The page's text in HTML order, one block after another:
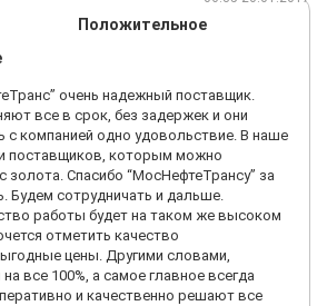
Положительное
очень надежный поставщик.
все в срок, без задержек и они
с компанией одно удовольствие. В наше
поставщиков, которым можно
золота. Спасибо “МосНефтеТрансу” за
Будем сотрудничать и дальше.
работы будет на таком же высоком
отметить качество
цены. Другими словами,
все 100%, а самое главное всегда
и качественно решают все